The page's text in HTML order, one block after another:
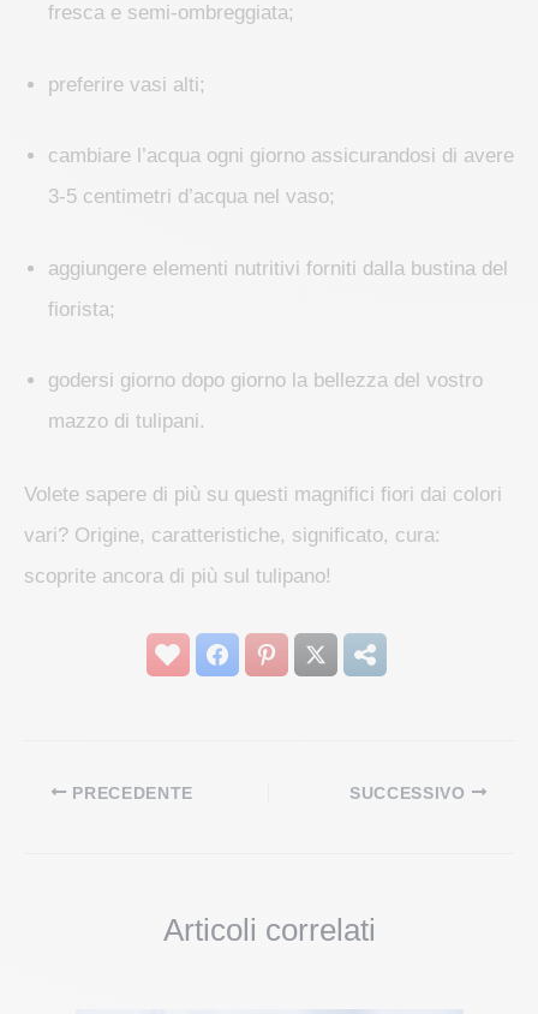
fresca e semi-ombreggiata;
preferire vasi alti;
cambiare l’acqua ogni giorno assicurandosi di avere
3-5 centimetri d’acqua nel vaso;
aggiungere elementi nutritivi forniti dalla bustina del
fiorista;
godersi giorno dopo giorno la bellezza del vostro
mazzo di tulipani.
Volete sapere di più su questi magnifici fiori dai colori
vari? Origine, caratteristiche, significato, cura:
scoprite ancora di più sul tulipano!
PRECEDENTE SUCCESSIVO
Articoli correlati